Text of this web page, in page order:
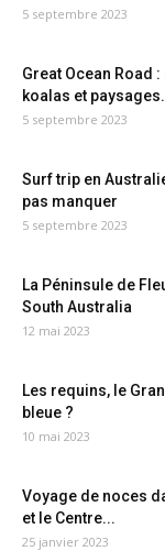
5 septembre 2023
Great Ocean Road
koalas et
5 septembre 2023
Surf trip en
pas manquer
5 septembre 2023
La Péninsule de
South Australia
12 mai 2023
Les requins, le
bleue ?
10 mai 2023
Voyage de noces
et le Centre...
25 janvier 2023